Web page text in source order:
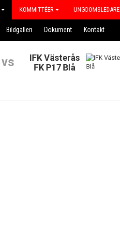
KOMMITTÉER UNGDOMSLEDARE
Bildgalleri Dokument Kontakt
vs
IFK Västerås
FK P17 Blå